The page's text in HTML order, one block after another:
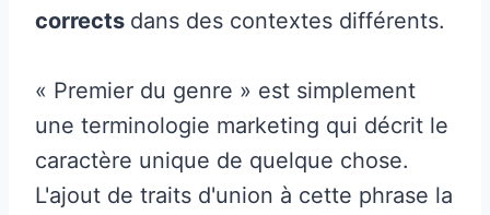
corrects dans des contextes différents.
« Premier du genre » est simplement
une terminologie marketing qui décrit le
caractère unique de quelque chose.
L'ajout de traits d'union à cette phrase la